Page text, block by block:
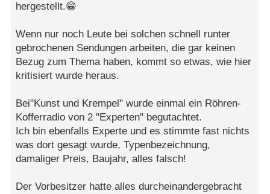
hergestellt.😁
Wenn nur noch Leute bei solchen schnell runter
gebrochenen Sendungen arbeiten, die gar keinen
Bezug zum Thema haben, kommt so etwas, wie hier
kritisiert wurde heraus.
Bei"Kunst und Krempel" wurde einmal ein Röhren-
Kofferradio von 2 "Experten" begutachtet.
Ich bin ebenfalls Experte und es stimmte fast nichts
was dort gesagt wurde, Typenbezeichnung,
damaliger Preis, Baujahr, alles falsch!
Der Vorbesitzer hatte alles durcheinandergebracht